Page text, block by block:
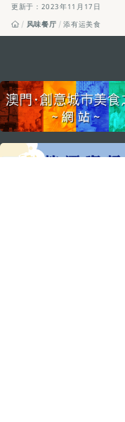
更新于：2023年11月17日
风味餐厅
添有运美食
external links